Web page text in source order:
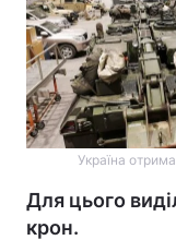
Україна
Для цього
крон.